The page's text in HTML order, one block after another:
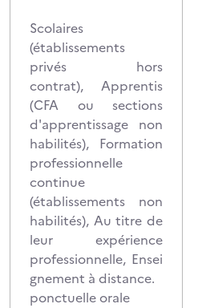
Scolaires
(établissements
privés hors
contrat), Apprentis
(CFA ou sections
d'apprentissage non
habilités), Formation
professionnelle
continue
(établissements non
habilités), Au titre de
leur expérience
professionnelle, Ensei
gnement à distance.
ponctuelle orale